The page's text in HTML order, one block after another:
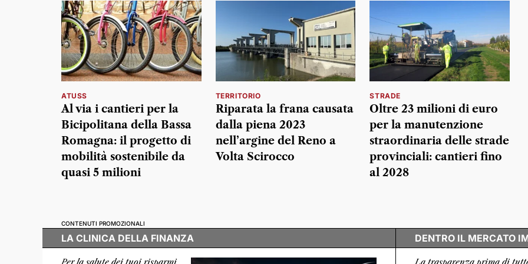
ATUSS
Al via i cantieri per la
Bicipolitana della Bassa
Romagna: il progetto di
mobilità sostenibile da
quasi 5 milioni
TERRITORIO
Riparata la frana causata
dalla piena 2023
nell’argine del Reno a
Volta Scirocco
STRADE
Oltre 23 milioni di euro
per la manutenzione
straordinaria delle strade
provinciali: cantieri fino
al 2028
CONTENUTI PROMOZIONALI
LA CLINICA DELLA FINANZA DENTRO IL MERCATO